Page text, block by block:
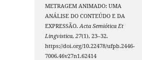
METRAGEM ANIMADO: UMA
ANÁLISE DO CONTEÚDO E DA
EXPRESSÃO.Acta Semiótica Et
Lingvistica,27(1), 23–32.
https://doi.org/10.22478/ufpb.2446-
7006.46v27n1.62414